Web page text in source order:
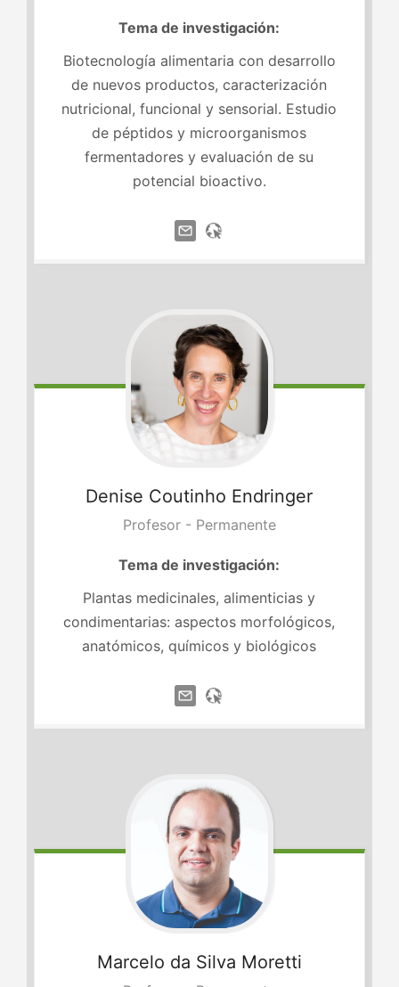
Tema de investigación:
Biotecnología alimentaria con desarrollo
de nuevos productos, caracterización
nutricional, funcional y sensorial. Estudio
de péptidos y microorganismos
fermentadores y evaluación de su
potencial bioactivo.
Denise Coutinho Endringer
Profesor - Permanente
Tema de investigación:
Plantas medicinales, alimenticias y
condimentarias: aspectos morfológicos,
anatómicos, químicos y biológicos
Marcelo da Silva Moretti